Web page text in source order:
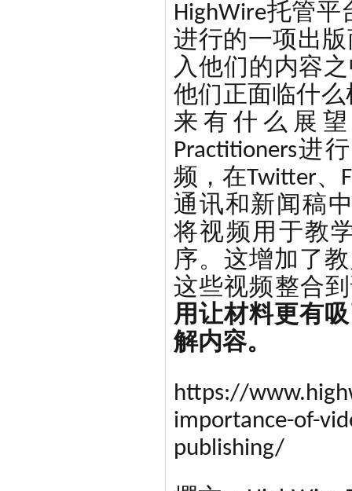
HighWire托管平
进行的一项出
入他们的内容
他们正面临什
来有什么展望
Practitioners进
频，在Twitter、
通讯和新闻稿
将视频用于教
序。这增加了
这些视频整合
用让材料更有
解内容。
https://
importance-of-
publishing/